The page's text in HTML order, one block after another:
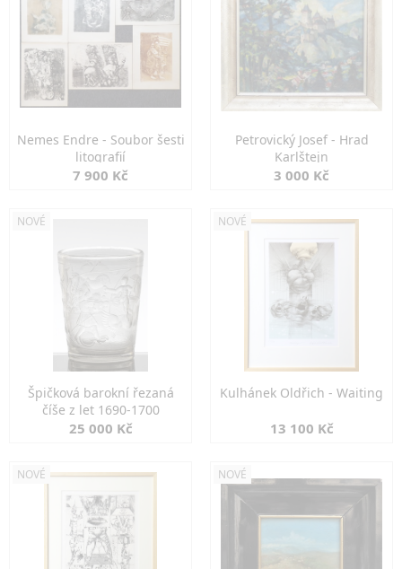
Nemes Endre - Soubor šesti
litografií
7 900 Kč
Petrovický Josef - Hrad
Karlštejn
3 000 Kč
NOVÉ
Špičková barokní řezaná
číše z let 1690-1700
25 000 Kč
NOVÉ
Kulhánek Oldřich - Waiting
13 100 Kč
NOVÉ NOVÉ